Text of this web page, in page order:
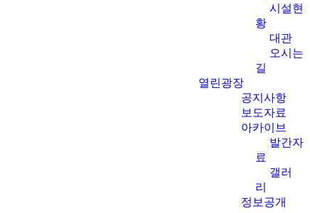
시설현
황
대관
오시는
길
열린광장
공지사항
보도자료
아카이브
발간자
료
갤러
리
정보공개